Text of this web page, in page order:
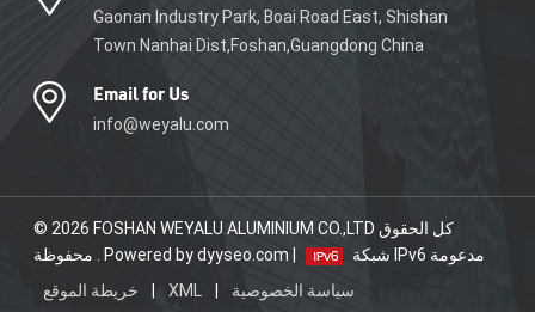
Gaonan Industry Park, Boai Road East, Shishan
Town Nanhai Dist,Foshan,Guangdong China
Email for Us
info@weyalu.com
© 2026 FOSHAN WEYALU ALUMINIUM CO.,LTD كل الحقوق
محفوظة . Powered by dyyseo.com |
شبكة IPv6 مدعومة
XML سياسة الخصوصية